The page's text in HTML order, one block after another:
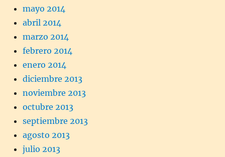
mayo 2014
abril 2014
marzo 2014
febrero 2014
enero 2014
diciembre 2013
noviembre 2013
octubre 2013
septiembre 2013
agosto 2013
julio 2013